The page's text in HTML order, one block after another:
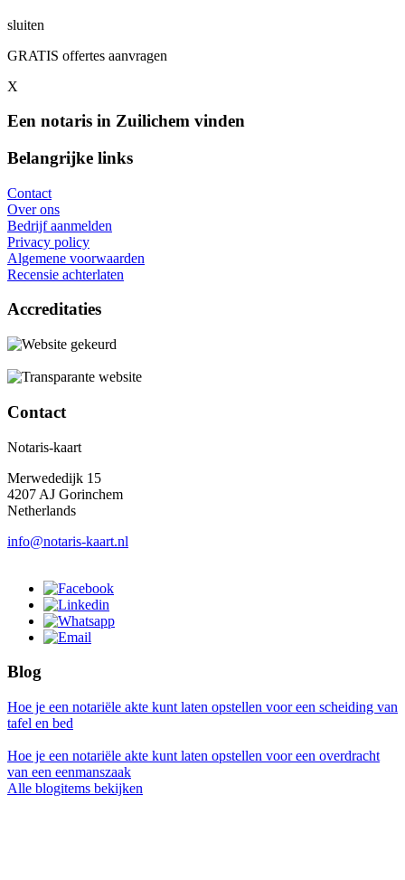
sluiten
GRATIS offertes aanvragen
X
Een notaris in Zuilichem vinden
Belangrijke links
Contact
Over ons
Bedrijf aanmelden
Privacy policy
Algemene voorwaarden
Recensie achterlaten
Accreditaties
Contact
Notaris-kaart
Merwededijk 15
4207 AJ Gorinchem
Netherlands
info@notaris-kaart.nl
Blog
Hoe je een notariële akte kunt laten opstellen voor een scheiding van
tafel en bed
Hoe je een notariële akte kunt laten opstellen voor een overdracht
van een eenmanszaak
Alle blogitems bekijken